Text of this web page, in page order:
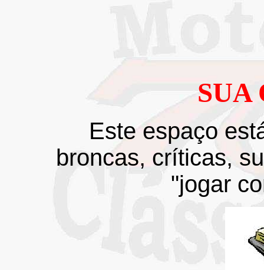
SUA
Este espaço
broncas, críticas,
"jogar